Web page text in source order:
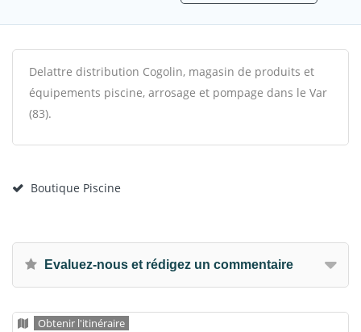
Delattre distribution Cogolin, magasin de produits et
équipements piscine, arrosage et pompage dans le Var
(83).
Boutique Piscine
Evaluez-nous et rédigez un commentaire
Obtenir l'itinéraire